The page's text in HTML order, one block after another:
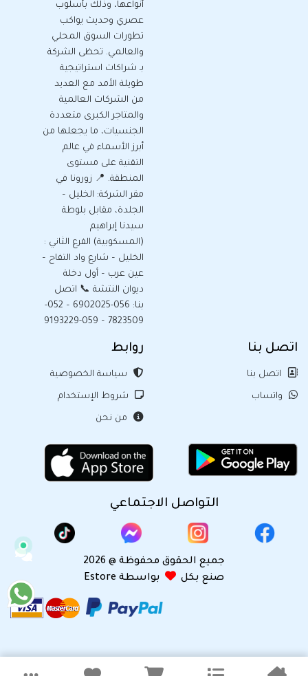
أنواعها، وذلك بأسلوب
عصري وحديث يواكب
تطورات السوق المحلي
والعالمي. تحظى الشركة
بـ شراكات استراتيجية
طويلة الأمد مع العديد
من الشركات العالمية
والمتاجر الكبرى متعددة
الجنسيات، ما يجعلها من
أبرز الأسماء في عالم
التقنية على مستوى
المنطقة. 📍 زورونا في
مقر الشركة: الخليل –
الجلدة، مقابل بلوطة
سيدنا إبراهيم
(المسكوبية) الفرع الثاني :
الخليل – شارع واد التفاح –
عين عرب – أول دخلة
ديوان النتشة 📞 اتصل
بنا: 056-6902025 – 052-
7823509 – 059-9193229
اتصل بنا
اتصل بنا
واتساب
روابط
سياسة الخصوصية
شروط الإستخدام
من نحن
التواصل الاجتماعي
جميع الحقوق محفوظة @ 2026
صنع بكل
بواسطة Estore